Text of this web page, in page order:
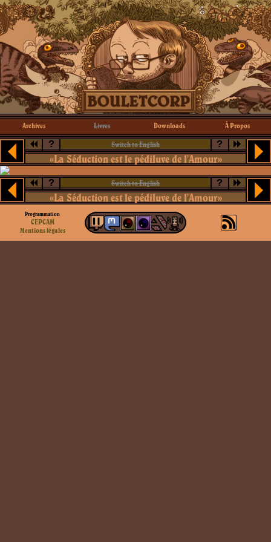
Archives Livres Downloads À Propos
? Switch to English ?
«La Séduction est le pédiluve de l'Amour»
? Switch to English ?
«La Séduction est le pédiluve de l'Amour»
Programmation
CEPCAM
Mentions légales